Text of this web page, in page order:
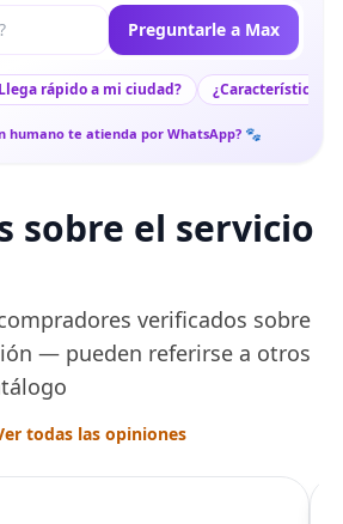
Preguntarle a Max
rápido a mi ciudad? ¿Características
humano te atienda por WhatsApp? 🐾
sobre el servicio
verificados sobre
— pueden referirse a otros
todas las opiniones